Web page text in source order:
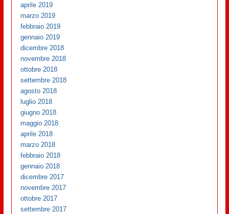
aprile 2019
marzo 2019
febbraio 2019
gennaio 2019
dicembre 2018
novembre 2018
ottobre 2018
settembre 2018
agosto 2018
luglio 2018
giugno 2018
maggio 2018
aprile 2018
marzo 2018
febbraio 2018
gennaio 2018
dicembre 2017
novembre 2017
ottobre 2017
settembre 2017